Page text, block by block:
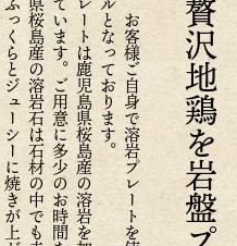
スタイルとなっております。